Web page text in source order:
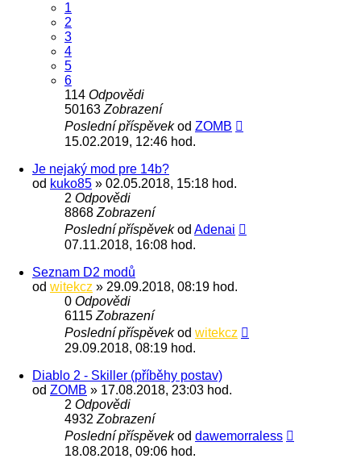
1
2
3
4
5
6
114 Odpovědi
50163 Zobrazení
Poslední příspěvekod ZOMB
15.02.2019, 12:46 hod.
Je nejaký mod pre 14b?
od kuko85 » 02.05.2018, 15:18 hod.
2 Odpovědi
8868 Zobrazení
Poslední příspěvekod Adenai
07.11.2018, 16:08 hod.
Seznam D2 modů
od witekcz » 29.09.2018, 08:19 hod.
0 Odpovědi
6115 Zobrazení
Poslední příspěvekod witekcz
29.09.2018, 08:19 hod.
Diablo 2 - Skiller (příběhy postav)
od ZOMB » 17.08.2018, 23:03 hod.
2 Odpovědi
4932 Zobrazení
Poslední příspěvekod dawemorraless
18.08.2018, 09:06 hod.